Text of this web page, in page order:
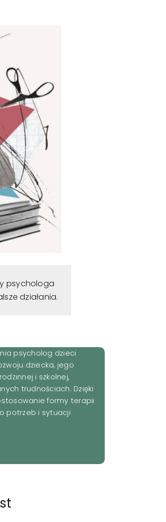
psychologa
działania.
psycholog dzieci
dziecka, jego
i szkolnej,
trudnościach. Dzięki
formy terapii
potrzeb i sytuacji